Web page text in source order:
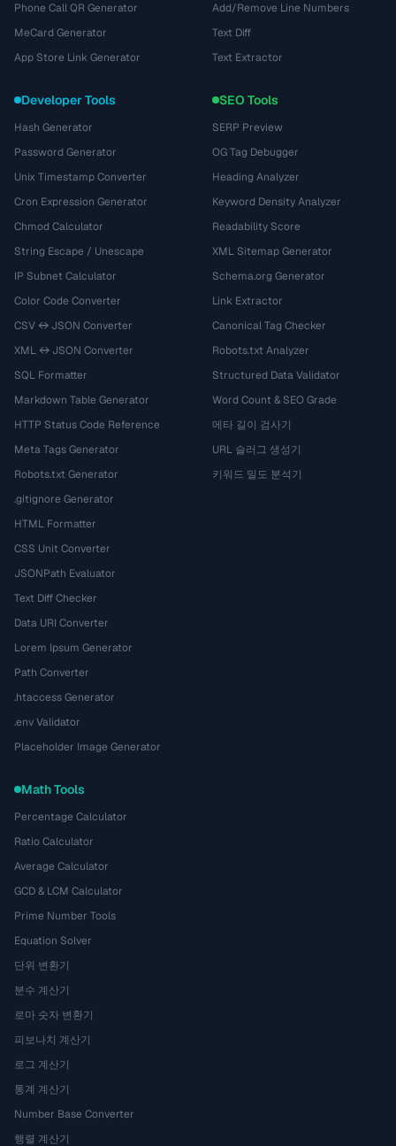
Phone Call QR Generator
MeCard Generator
App Store Link Generator
Add/Remove Line Numbers
Text Diff
Text Extractor
Developer Tools
Hash Generator
Password Generator
Unix Timestamp Converter
Cron Expression Generator
Chmod Calculator
String Escape / Unescape
IP Subnet Calculator
Color Code Converter
CSV ↔ JSON Converter
XML ↔ JSON Converter
SQL Formatter
Markdown Table Generator
HTTP Status Code Reference
Meta Tags Generator
Robots.txt Generator
.gitignore Generator
HTML Formatter
CSS Unit Converter
JSONPath Evaluator
Text Diff Checker
Data URI Converter
Lorem Ipsum Generator
Path Converter
.htaccess Generator
.env Validator
Placeholder Image Generator
SEO Tools
SERP Preview
OG Tag Debugger
Heading Analyzer
Keyword Density Analyzer
Readability Score
XML Sitemap Generator
Schema.org Generator
Link Extractor
Canonical Tag Checker
Robots.txt Analyzer
Structured Data Validator
Word Count & SEO Grade
메타 길이 검사기
URL 슬러그 생성기
키워드 밀도 분석기
Math Tools
Percentage Calculator
Ratio Calculator
Average Calculator
GCD & LCM Calculator
Prime Number Tools
Equation Solver
단위 변환기
분수 계산기
로마 숫자 변환기
피보나치 계산기
로그 계산기
통계 계산기
Number Base Converter
행렬 계산기